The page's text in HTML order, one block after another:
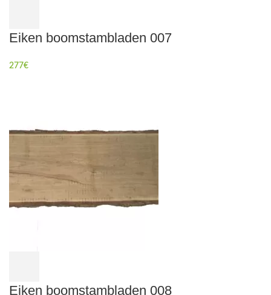
Eiken boomstambladen 007
277€
Eiken boomstambladen 008